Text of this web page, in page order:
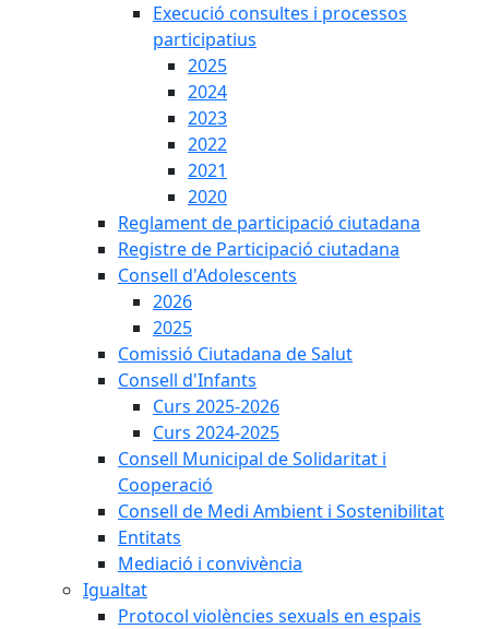
Execució consultes i processos
participatius
2025
2024
2023
2022
2021
2020
Reglament de participació ciutadana
Registre de Participació ciutadana
Consell d'Adolescents
2026
2025
Comissió Ciutadana de Salut
Consell d'Infants
Curs 2025-2026
Curs 2024-2025
Consell Municipal de Solidaritat i
Cooperació
Consell de Medi Ambient i Sostenibilitat
Entitats
Mediació i convivència
Igualtat
Protocol violències sexuals en espais